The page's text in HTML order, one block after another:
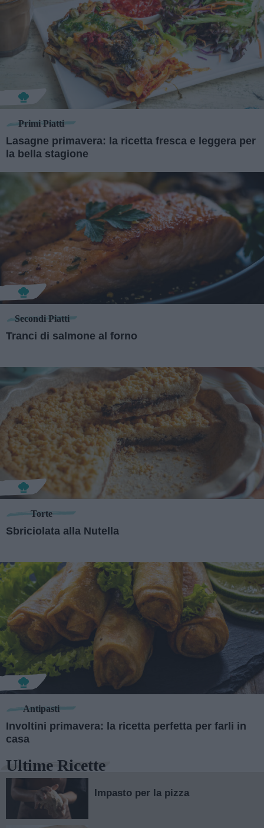
Primi Piatti
Lasagne primavera: la ricetta fresca e leggera per
la bella stagione
Secondi Piatti
Tranci di salmone al forno
Torte
Sbriciolata alla Nutella
Antipasti
Involtini primavera: la ricetta perfetta per farli in
casa
Ultime Ricette
Impasto per la pizza